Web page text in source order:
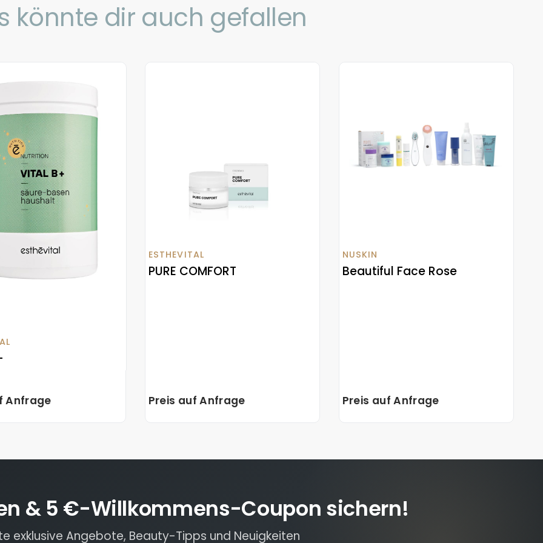
könnte dir auch gefallen
Anfrage
ESTHEVITAL
PURE COMFORT
Preis auf Anfrage
NUSKIN
Beautiful Face Rose
Preis auf Anfrage
& 5 €-Willkommens-Coupon sichern!
exklusive Angebote, Beauty-Tipps und Neuigkeiten